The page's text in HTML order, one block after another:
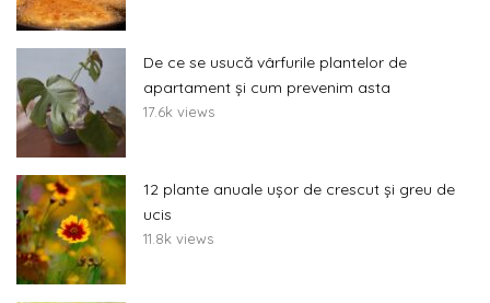
De ce se usucă vârfurile plantelor de
apartament și cum prevenim asta
17.6k views
12 plante anuale ușor de crescut și greu de
ucis
11.8k views